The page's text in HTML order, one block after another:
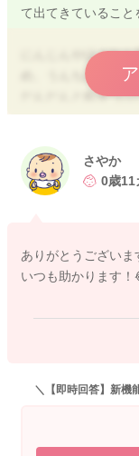
て出てきていること
にんじんやほうれ
め、うんちに出て
だんだんと粒をつ
し様子を見ても良い
いちょう切りのよう
食べることを試して
さやか
0歳11
ありがとうございま
いつも助かります！
＼【即時回答】新機